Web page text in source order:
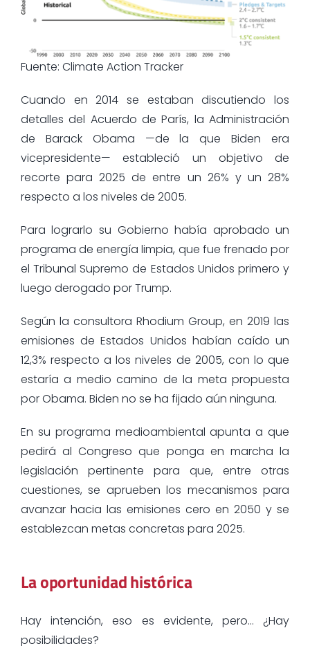
Fuente: Climate Action Tracker
Cuando en 2014 se estaban discutiendo los
detalles del Acuerdo de París, la Administración
de Barack Obama —de la que Biden era
vicepresidente— estableció un objetivo de
recorte para 2025 de entre un 26% y un 28%
respecto a los niveles de 2005.
Para lograrlo su Gobierno había aprobado un
programa de energía limpia, que fue frenado por
el Tribunal Supremo de Estados Unidos primero y
luego derogado por Trump.
Según la consultora Rhodium Group, en 2019 las
emisiones de Estados Unidos habían caído un
12,3% respecto a los niveles de 2005, con lo que
estaría a medio camino de la meta propuesta
por Obama. Biden no se ha fijado aún ninguna.
En su programa medioambiental apunta a que
pedirá al Congreso que ponga en marcha la
legislación pertinente para que, entre otras
cuestiones, se aprueben los mecanismos para
avanzar hacia las emisiones cero en 2050 y se
establezcan metas concretas para 2025.
La oportunidad histórica
Hay intención, eso es evidente, pero… ¿Hay
posibilidades?